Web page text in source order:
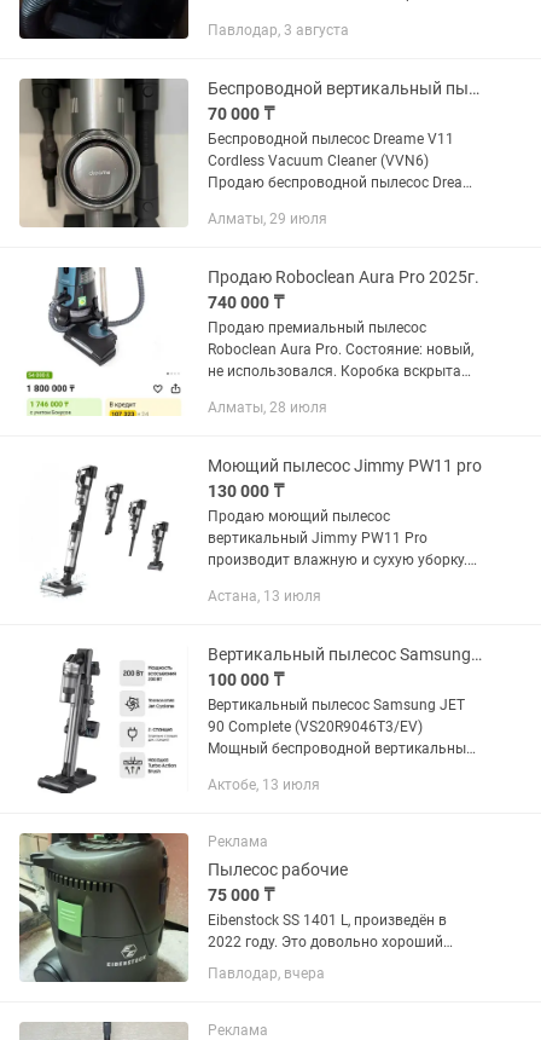
Павлодар, 3 августа
Беспроводной вертикальный пылесос Dreame
70 000 ₸
Беспроводной пылесос Dreame V11
Cordless Vacuum Cleaner (VVN6)
Продаю беспроводной пылесос Dreame
мощный и очень удобный для
Основные...
Алматы, 29 июля
Продаю Roboclean Aura Pro 2025г.
740 000 ₸
Продаю премиальный пылесос
Roboclean Aura Pro. Состояние: новый,
не использовался. Коробка вскрыта
комплект: все насадки, шланги,
Алматы, 28 июля
Моющий пылесос Jimmy PW11 pro
130 000 ₸
Продаю моющий пылесос
вертикальный Jimmy PW11 Pro
производит влажную и сухую уборку.
жидкости. Мощное всасывание
поверхностей от сухих...
Астана, 13 июля
Вертикальный пылесос Samsung JET 90 Complete (VS20R9046T3/EV)
100 000 ₸
Вертикальный пылесос Samsung JET
90 Complete (VS20R9046T3/EV)
Мощный беспроводной вертикальный
уборки дома. Отлично подходит для
Актобе, 13 июля
Реклама
Пылесос рабочие
75 000 ₸
Eibenstock SS 1401 L, произведён в
2022 году. Это довольно хороший
немецкий строительный пылесос
класса L для сухой и влажной уборки.
Павлодар, вчера
Реклама